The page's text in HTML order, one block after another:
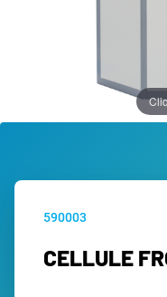
590003
CELLULE